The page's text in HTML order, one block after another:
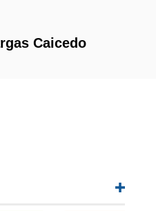
Caicedo